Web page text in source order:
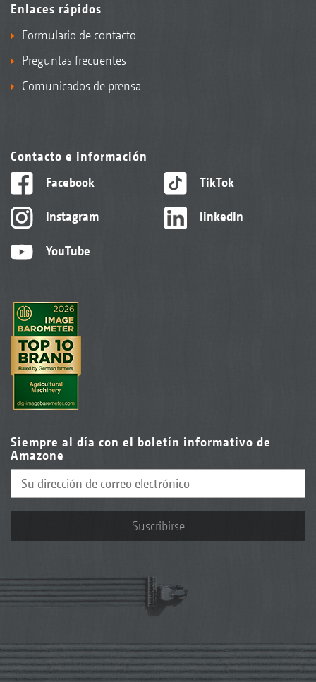
Enlaces rápidos
Formulario de contacto
Preguntas frecuentes
Comunicados de prensa
Contacto e información
Facebook
Instagram
YouTube
TikTok
linkedIn
Siempre al día con el boletín informativo de
Amazone
Suscribirse